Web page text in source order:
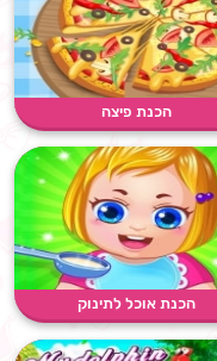
הכנת פיצה
הכנת אוכל לתינוק